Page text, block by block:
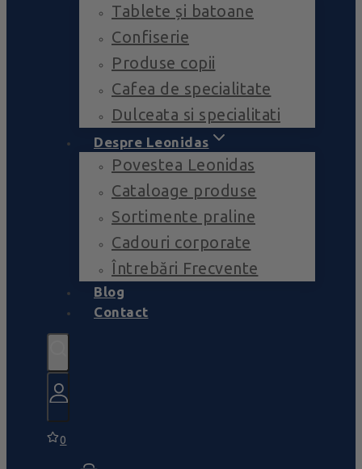
Tablete și batoane
Confiserie
Produse copii
Cafea de specialitate
Dulceata si specialitati
Despre Leonidas
Povestea Leonidas
Cataloage produse
Sortimente praline
Cadouri corporate
Întrebări Frecvente
Blog
Contact
0